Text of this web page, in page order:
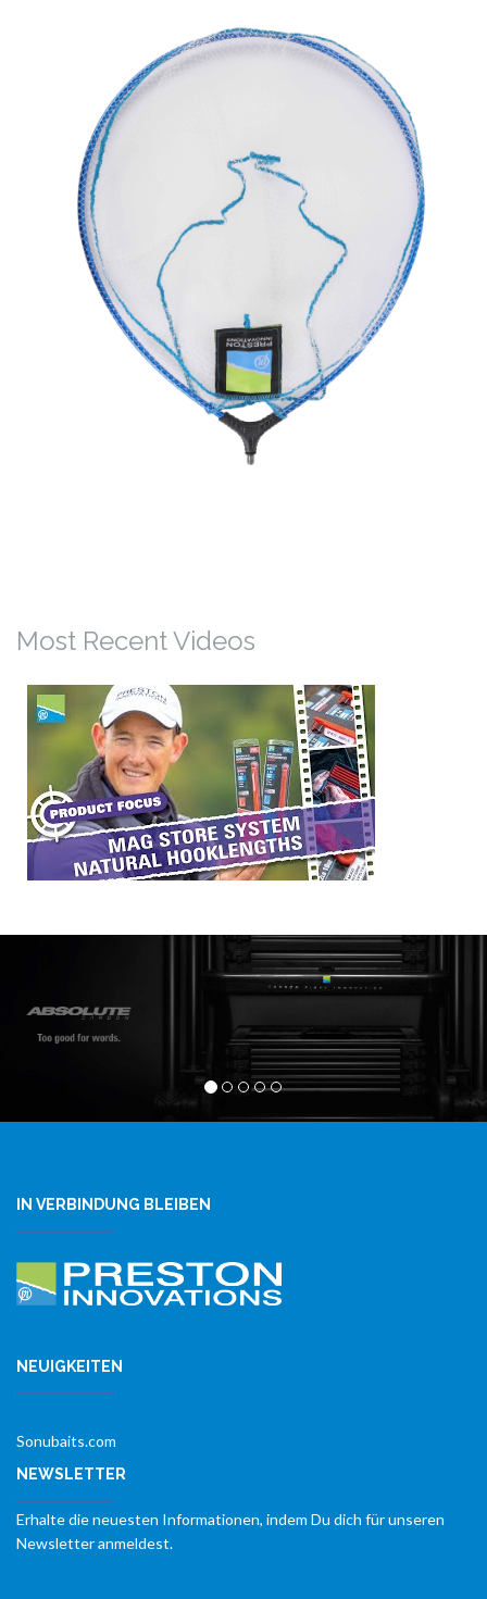
Most Recent Videos
IN VERBINDUNG BLEIBEN
NEUIGKEITEN
Sonubaits.com
NEWSLETTER
Erhalte die neuesten Informationen, indem Du dich für unseren
Newsletter anmeldest.